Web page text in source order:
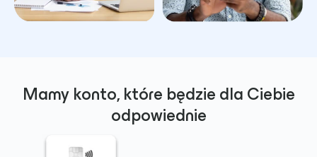
Mamy konto, które będzie dla Ciebie
odpowiednie